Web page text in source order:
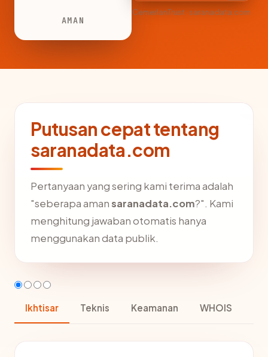
AMAN
CemerlanTrust · saranadata.com
Putusan cepat tentang
saranadata.com
Pertanyaan yang sering kami terima adalah
"seberapa amansaranadata.com?". Kami
menghitung jawaban otomatis hanya
menggunakan data publik.
Ikhtisar Teknis Keamanan WHOIS